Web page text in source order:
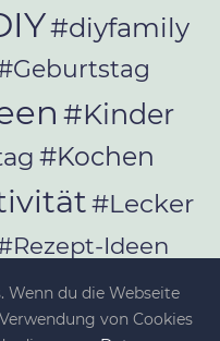
#diyfamily
#Kinder
#Kochen
#Lecker
Ideen
Wenn du die Webseite
von Cookies